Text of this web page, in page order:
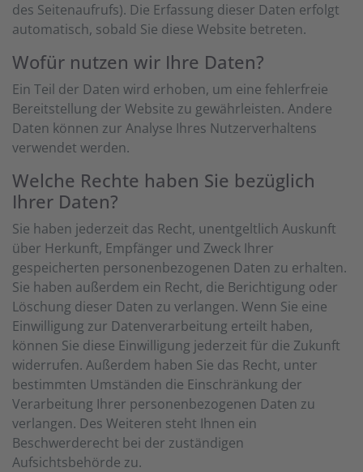
des Seitenaufrufs). Die Erfassung dieser Daten erfolgt
automatisch, sobald Sie diese Website betreten.
Wofür nutzen wir Ihre Daten?
Ein Teil der Daten wird erhoben, um eine fehlerfreie
Bereitstellung der Website zu gewährleisten. Andere
Daten können zur Analyse Ihres Nutzerverhaltens
verwendet werden.
Welche Rechte haben Sie bezüglich
Ihrer Daten?
Sie haben jederzeit das Recht, unentgeltlich Auskunft
über Herkunft, Empfänger und Zweck Ihrer
gespeicherten personenbezogenen Daten zu erhalten.
Sie haben außerdem ein Recht, die Berichtigung oder
Löschung dieser Daten zu verlangen. Wenn Sie eine
Einwilligung zur Datenverarbeitung erteilt haben,
können Sie diese Einwilligung jederzeit für die Zukunft
widerrufen. Außerdem haben Sie das Recht, unter
bestimmten Umständen die Einschränkung der
Verarbeitung Ihrer personenbezogenen Daten zu
verlangen. Des Weiteren steht Ihnen ein
Beschwerderecht bei der zuständigen
Aufsichtsbehörde zu.